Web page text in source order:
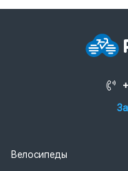
Велосипеды